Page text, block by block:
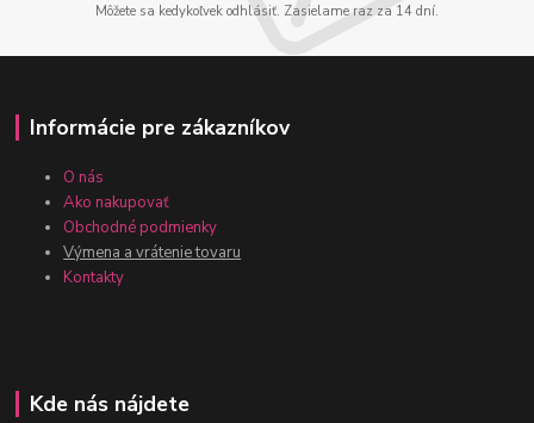
Môžete sa kedykoľvek odhlásiť. Zasielame raz za 14 dní.
Informácie pre zákazníkov
O nás
Ako nakupovať
Obchodné podmienky
Výmena a vrátenie tovaru
Kontakty
Kde nás nájdete